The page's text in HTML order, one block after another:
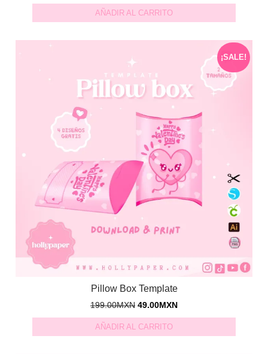
AÑADIR AL CARRITO
¡SALE!
Pillow Box Template
199.00MXN 49.00MXN
AÑADIR AL CARRITO